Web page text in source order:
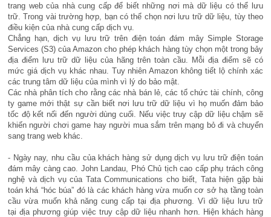
trang web của nhà cung cấp để biết những nơi mà dữ liệu có thể lưu
trữ. Trong vài trường hợp, bạn có thể chọn nơi lưu trữ dữ liệu, tùy theo
điều kiện của nhà cung cấp dịch vụ.
Chẳng hạn, dịch vụ lưu trữ trên điện toán đám mây Simple Storage
Services (S3) của Amazon cho phép khách hàng tùy chọn một trong bảy
địa điểm lưu trữ dữ liệu của hãng trên toàn cầu. Mỗi địa điểm sẽ có
mức giá dịch vụ khác nhau. Tuy nhiên Amazon không tiết lộ chính xác
các trung tâm dữ liệu của mình vì lý do bảo mật.
Các nhà phân tích cho rằng các nhà bán lẻ, các tổ chức tài chính, công
ty game mới thật sự cần biết nơi lưu trữ dữ liệu vì họ muốn đảm bảo
tốc độ kết nối đến người dùng cuối. Nếu việc truy cập dữ liệu chậm sẽ
khiến người chơi game hay người mua sắm trên mạng bỏ đi và chuyển
sang trang web khác.
- Ngày nay, nhu cầu của khách hàng sử dụng dịch vụ lưu trữ điện toán
đám mây càng cao. John Landau, Phó Chủ tịch cao cấp phụ trách công
nghệ và dịch vụ của Tata Communications cho biết, Tata hiện gặp bài
toán khá “hóc búa” đó là các khách hàng vừa muốn cơ sở hạ tầng toàn
cầu vừa muốn khả năng cung cấp tại địa phương. Vì dữ liệu lưu trữ
tại địa phương giúp việc truy cập dữ liệu nhanh hơn. Hiện khách hàng